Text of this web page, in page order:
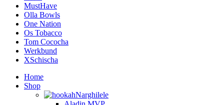
MustHave
Olla Bowls
One Nation
Os Tobacco
Tom Cococha
Werkbund
XSchischa
Home
Shop
Narghilele